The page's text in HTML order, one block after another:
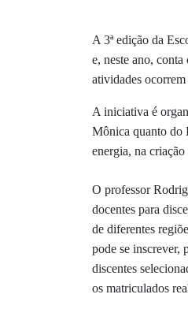
A 3ª edição da
e, neste ano,
atividades
A iniciativa é
Mônica quanto do
energia, na criação
O professor
docentes para
de diferentes
pode se inscrever,
discentes
os matriculados